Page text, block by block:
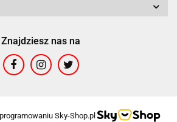
Znajdziesz nas na
Sky-Shop.pl